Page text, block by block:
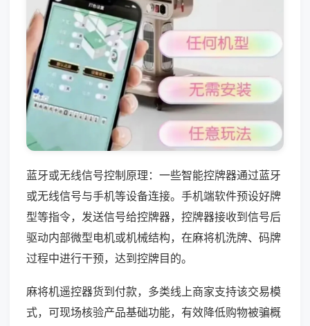
蓝牙或无线信号控制原理：一些智能控牌器通过蓝牙
或无线信号与手机等设备连接。手机端软件预设好牌
型等指令，发送信号给控牌器，控牌器接收到信号后
驱动内部微型电机或机械结构，在麻将机洗牌、码牌
过程中进行干预，达到控牌目的。
麻将机遥控器货到付款，多类线上商家支持该交易模
式，可现场核验产品基础功能，有效降低购物被骗概